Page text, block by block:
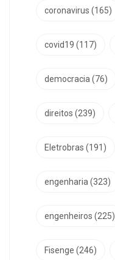
coronavirus (165)
covid19 (117)
democracia(76)
direitos (239)
Eletrobras (191)
engenharia(323)
engenheiros (225)
Fisenge (246)